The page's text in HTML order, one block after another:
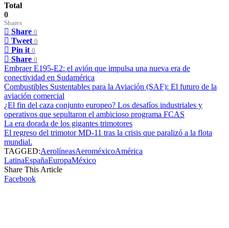
Total
0
Shares
Share 0
Tweet 0
Pin it 0
Share 0
Embraer E195-E2: el avión que impulsa una nueva era de
conectividad en Sudamérica
Combustibles Sustentables para la Aviación (SAF): El futuro de la
aviación comercial
¿El fin del caza conjunto europeo? Los desafíos industriales y
operativos que sepultaron el ambicioso programa FCAS
La era dorada de los gigantes trimotores
El regreso del trimotor MD-11 tras la crisis que paralizó a la flota
mundial.
TAGGED:AerolíneasAeroméxicoAmérica
LatinaEspañaEuropaMéxico
Share This Article
Facebook